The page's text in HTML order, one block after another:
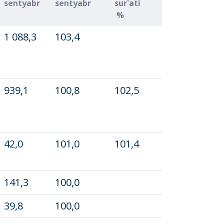
sentyabr sentyabr
sur'ati
%
1 088,3 103,4
939,1 100,8 102,5
42,0 101,0 101,4
141,3
100,0
39,8
100,0